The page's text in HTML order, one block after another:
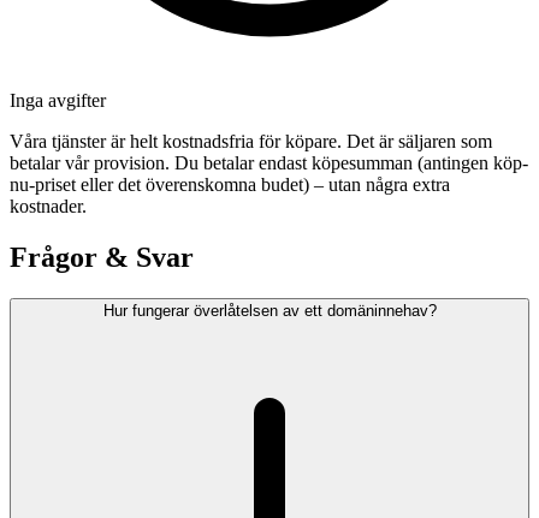
Inga avgifter
Våra tjänster är helt kostnadsfria för köpare. Det är säljaren som
betalar vår provision. Du betalar endast köpesumman (antingen köp-
nu-priset eller det överenskomna budet) – utan några extra
kostnader.
Frågor & Svar
Hur fungerar överlåtelsen av ett domäninnehav?